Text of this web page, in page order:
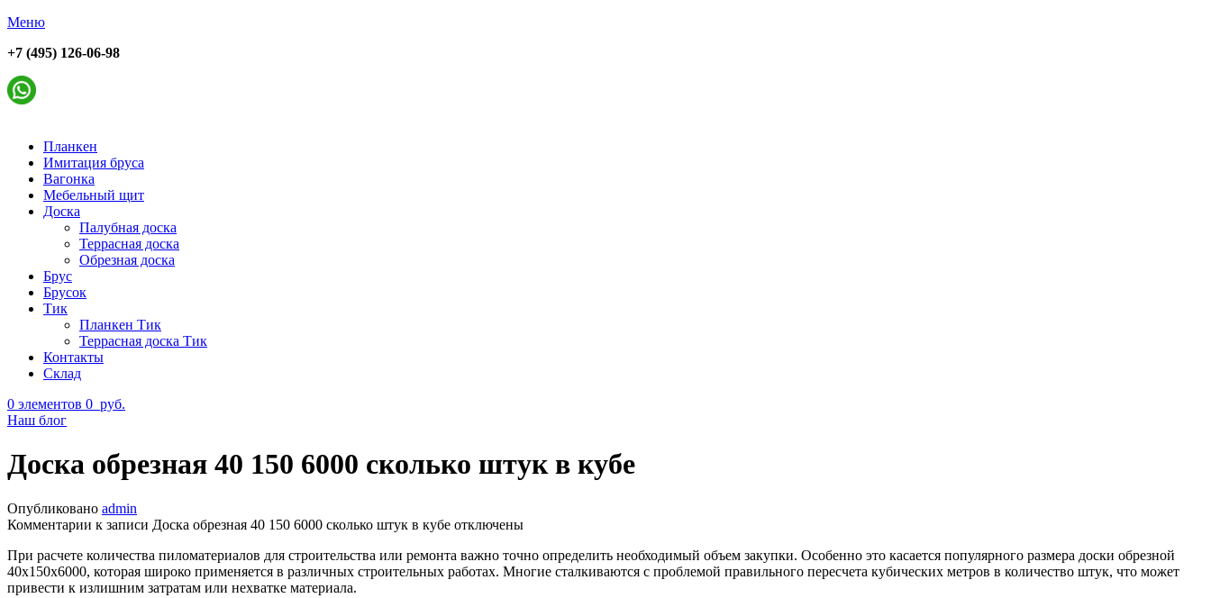
Меню
+7 (495) 126-06-98
Планкен
Имитация бруса
Вагонка
Мебельный щит
Доска
Палубная доска
Террасная доска
Обрезная доска
Брус
Брусок
Тик
Планкен Тик
Террасная доска Тик
Контакты
Склад
0 элементов 0 руб.
Наш блог
Доска обрезная 40 150 6000 сколько штук в кубе
Опубликовано admin
Комментарии к записи Доска обрезная 40 150 6000 сколько штук в кубе отключены
При расчете количества пиломатериалов для строительства или ремонта важно точно определить необходимый объем закупки. Особенно это касается популярного размера доски обрезной
40х150х6000, которая широко применяется в различных строительных работах. Многие сталкиваются с проблемой правильного пересчета кубических метров в количество штук, что может
привести к излишним затратам или нехватке материала.